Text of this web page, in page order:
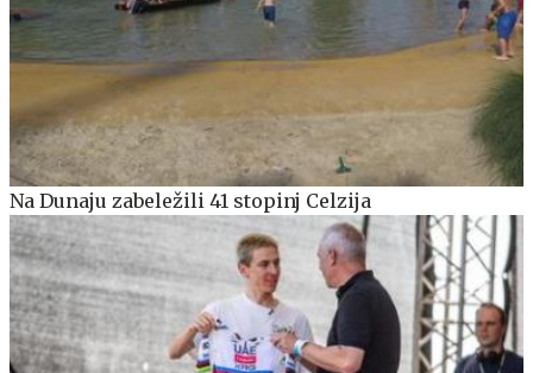
Na Dunaju zabeležili 41 stopinj Celzija